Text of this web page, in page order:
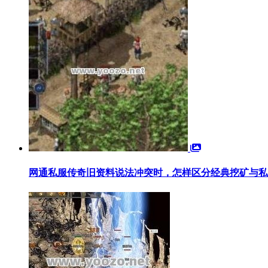
网通私服传奇旧资料说法冲突时，怎样区分经典挖矿与